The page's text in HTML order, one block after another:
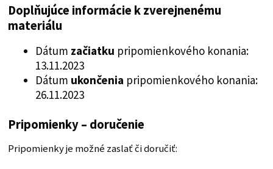
Doplňujúce informácie k zverejnenému
materiálu
Dátum začiatku pripomienkového konania:
13.11.2023
Dátum ukončenia pripomienkového konania:
26.11.2023
Pripomienky – doručenie
Pripomienky je možné zaslať či doručiť: